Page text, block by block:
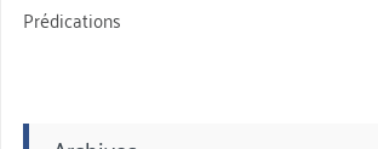
Prédications